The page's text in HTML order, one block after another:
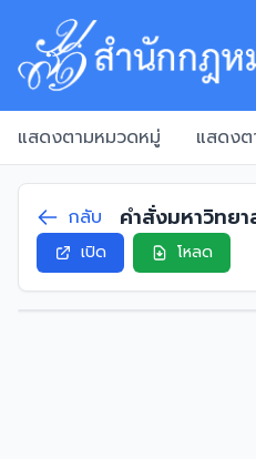
แสดงตามหมวดหมู่ แสดงต
กลับ
คำสั่งมหาวิทย
3828/2567 เ
แทนผู้อำนวยกา
เปิด โหลด